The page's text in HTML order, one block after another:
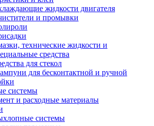
жидкости двигателя
и промывки
технические жидкости и
средства
для стекол
для бесконтактной и ручной
системы
и расходные материалы
системы